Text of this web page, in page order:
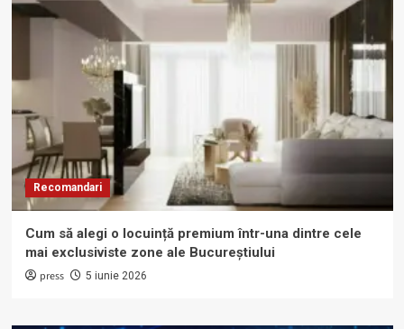
Recomandari
Cum să alegi o locuință premium într-una dintre cele
mai exclusiviste zone ale Bucureștiului
press 5 iunie 2026